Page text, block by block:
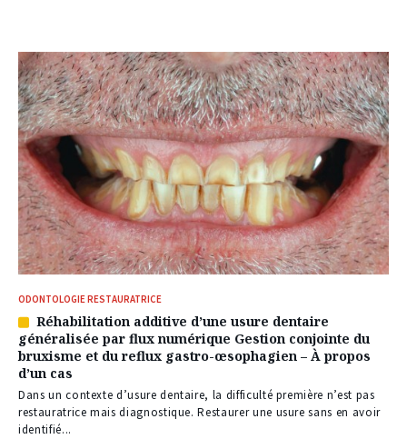
ODONTOLOGIE RESTAURATRICE
Article
réservé
à
nos
abonnés
Réhabilitation additive d’une usure dentaire
généralisée par flux numérique Gestion conjointe du
bruxisme et du reflux gastro-œsophagien – À propos
d’un cas
Dans un contexte d’usure dentaire, la difficulté première n’est pas
restauratrice mais diagnostique. Restaurer une usure sans en avoir
identifié...